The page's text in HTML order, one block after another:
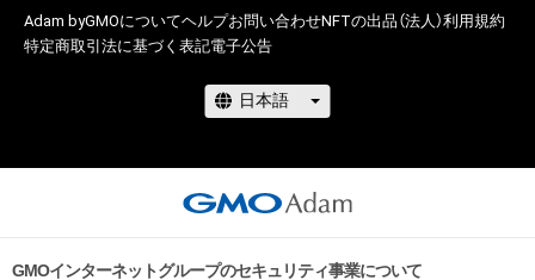
原因で発生したものであっても、本アイテムの著作権を有する
方、著作隣接権の権利者またはその管理委託を受けている者は、
Adam byGMOについてヘルプお問い合わせNFTの出品（法人）利用規約
特定商取引法に基づく表記電子公告
GMOインターネットグループのセキュリティ事業について